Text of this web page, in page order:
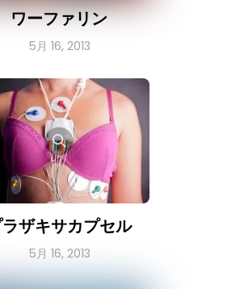
ワーファリン
5月 16, 2013
ザキサカプセル
5月 16, 2013